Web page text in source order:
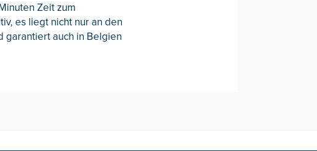
Zeit zum
es liegt nicht nur an den
garantiert auch in Belgien